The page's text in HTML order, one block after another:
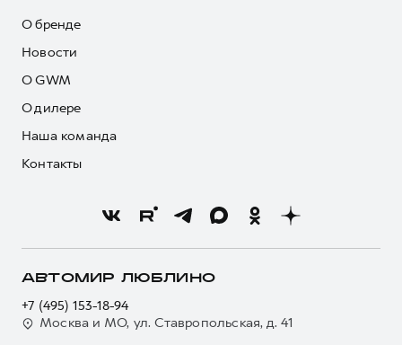
О бренде
Новости
О GWM
О дилере
Наша команда
Контакты
АВТОМИР ЛЮБЛИНО
+7 (495) 153-18-94
Москва и МО, ул. Ставропольская, д. 41